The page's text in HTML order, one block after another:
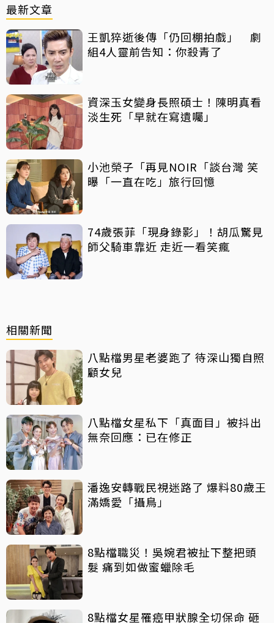
最新文章
王凱猝逝後傳「仍回棚拍戲」 劇
組4人靈前告知：你殺青了
資深玉女變身長照碩士！陳明真看
淡生死「早就在寫遺囑」
小池榮子「再見NOIR「談台灣 笑
曝「一直在吃」旅行回憶
74歲張菲「現身錄影」！胡瓜驚見
師父騎車靠近 走近一看笑瘋
相關新聞
八點檔男星老婆跑了 待深山獨自照
顧女兒
八點檔女星私下「真面目」被抖出
無奈回應：已在修正
潘逸安轉戰民視迷路了 爆料80歲王
滿嬌愛「攝鳥」
8點檔職災！吳婉君被扯下整把頭
髮 痛到如做蜜蠟除毛
8點檔女星罹癌甲狀腺全切保命 砸